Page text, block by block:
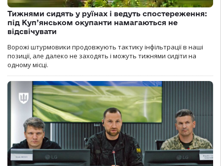
Тижнями сидять у руїнах і ведуть спостереження:
під Куп’янськом окупанти намагаються не
відсвічувати
Ворожі штурмовики продовжують тактику інфільтрації в наші
позиції, але далеко не заходять і можуть тижнями сидіти на
одному місці.